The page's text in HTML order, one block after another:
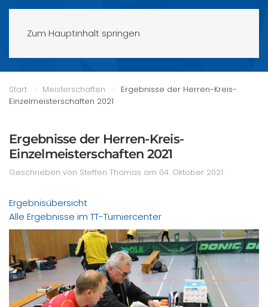
Zum Hauptinhalt springen
Start Meisterschaften
Ergebnisse der Herren-Kreis-
Einzelmeisterschaften 2021
Ergebnisse der Herren-Kreis-
Einzelmeisterschaften 2021
Geschrieben von Steffen Thomas am 04. Oktober 2021.
Ergebnisübersicht
Alle Ergebnisse im TT-Turniercenter